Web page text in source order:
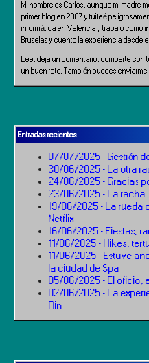
Mi nombre es Carlos, aunque mi madre
primer blog en 2007 y tuiteé
informática en Valencia y trabajo como
Bruselas y cuento la experiencia desde
Lee, deja un comentario, comparte
un buen rato. También puedes enviarme
Entradas recientes
07/07/2025 - Gestión
30/06/2025 - La otra
24/06/2025 - Gracias
23/06/2025 - La racha
19/06/2025 - La rueda
Netflix
16/06/2025 - Fiestas,
11/06/2025 - Hikes,
11/06/2025 - Estuve
la ciudad de Spa
05/06/2025 - El oficio,
02/06/2025 - La
Rin